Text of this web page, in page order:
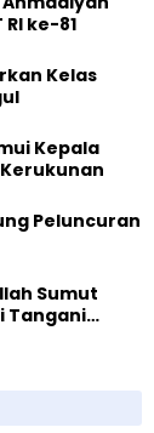
ke-81
Kelas
Kepala
Peluncuran
Sumut
Tangani